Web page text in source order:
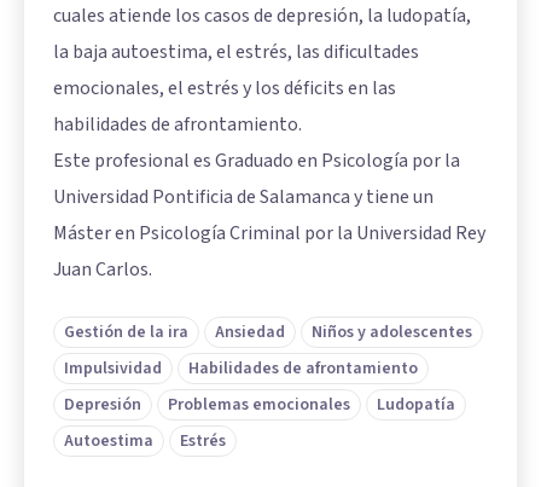
cuales atiende los casos de depresión, la ludopatía,
la baja autoestima, el estrés, las dificultades
emocionales, el estrés y los déficits en las
habilidades de afrontamiento.
Este profesional es Graduado en Psicología por la
Universidad Pontificia de Salamanca y tiene un
Máster en Psicología Criminal por la Universidad Rey
Juan Carlos.
Gestión de la ira Ansiedad
Niños y adolescentes
Impulsividad
Habilidades de afrontamiento
Depresión
Problemas emocionales
Ludopatía
Autoestima
Estrés